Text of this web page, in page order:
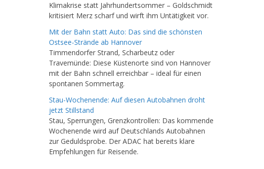
Klimakrise statt Jahrhundertsommer – Goldschmidt
kritisiert Merz scharf und wirft ihm Untätigkeit vor.
Mit der Bahn statt Auto: Das sind die schönsten
Ostsee-Strände ab Hannover
Timmendorfer Strand, Scharbeutz oder
Travemünde: Diese Küstenorte sind von Hannover
mit der Bahn schnell erreichbar – ideal für einen
spontanen Sommertag.
Stau-Wochenende: Auf diesen Autobahnen droht
jetzt Stillstand
Stau, Sperrungen, Grenzkontrollen: Das kommende
Wochenende wird auf Deutschlands Autobahnen
zur Geduldsprobe. Der ADAC hat bereits klare
Empfehlungen für Reisende.